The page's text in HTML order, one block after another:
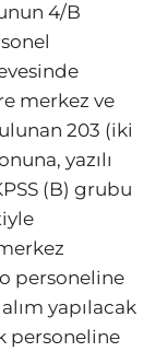
4/B
merkez ve
203 (iki
yazılı
(B) grubu
personeline
yapılacak
personeline